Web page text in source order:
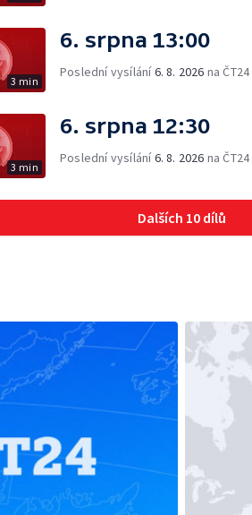
3 min
6. srpna 13:00
Poslední vysílání6. 8. 2026 na ČT24
3 min
6. srpna 12:30
Poslední vysílání6. 8. 2026 na ČT24
Dalších 10 dílů